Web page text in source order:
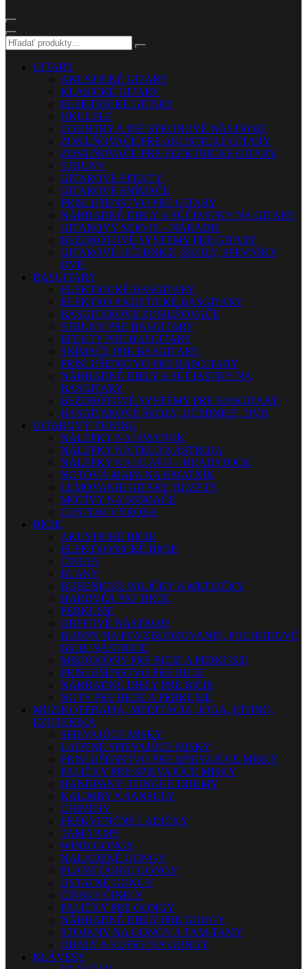
GITARY
AKUSTICKÉ GITARY
KLASICKÉ GITARY
ELEKTRICKÉ GITARY
UKULELE
COUNTRY A INÉ STRUNOVÉ NÁSTROJE
ZOSILŇOVAČE PRE AKUSTICKÉ GITARY
ZOSILŇOVAČE PRE ELEKTRICKÉ GITARY
STRUNY
GITAROVÉ EFEKTY
GITAROVÉ SNÍMAČE
PRÍSLUŠENSTVO PRE GITARY
NÁHRADNÉ DIELY A SÚČIASTKY NA GITARY
GITAROVÝ SERVIS – NÁRADIE
BEZDRÔTOVÉ SYSTÉMY PRE GITARY
GITAROVÉ UČEBNICE, ŠKOLY, SPEVNÍKY,
DVD
BASGITARY
ELEKTRICKÉ BASGITARY
ELEKTRO AKUSTICKÉ BASGITARY
BASGITAROVÉ ZOSILŇOVAČE
STRUNY PRE BASGITARY
EFEKTY PRE BASGITARY
SNÍMAČE PRE BASGITARY
PRÍSLUŠENSTVO PRE BASGITARY
NÁHRADNÉ DIELY A SÚČIASTKY NA
BASGITARY
BEZDRÔTOVÉ SYSTÉMY PRE BASGITARY
BASGITAROVÉ ŠKOLY, UČEBNICE, DVD
GITAROVÝ TUNING
NÁLEPKY NA HMATNÍK
NÁLEPKY NA TELO NÁSTROJA
NÁLEPKY NA HLAVU – HEADSTOCK
NOTOVÁ MAPA NA HMATNÍK
LEMOVANIE GITARY, ROZETY
MOTÍVY NA SNÍMAČE
CUSTOM VÝROBA
BICIE
AKUSTICKÉ BICIE
ELEKTRONICKÉ BICIE
ČINELY
BLANY
BUBENÍCKE PALIČKY A METLIČKY
HARDVÉR PRE BICIE
PERKUSIE
ORFFOVÉ NÁSTROJE
BUBNY NA POVZBUDZOVANIE, POCHODOVÉ
BICIE NÁSTROJE
MIKROFÓNY PRE BICIE A PERKUSIE
PRÍSLUŠENSTVO PRE BICIE
NÁHRADNÉ DIELY PRE BICIE
NOTY PRE BICIE A PERKUSIE
MUZIKOTERAPIA, MEDITÁCIA, JOGA, ETHNO,
EZOTERIKA
SPIEVAJÚCE MISKY
LADENÉ SPIEVAJÚCE MISKY
PRISLUŠENSTVO PRE SPIEVAJÚCE MISKY
PALIČKY PRE SPIEVAJÚCE MISKY
HANDPANY, TONGUE DRUMY
KALIMBY A SANSULY
CHIMESY
FREKVENČNÉ LADIČKY
TAM-TAMY
WIND GONGY
NALADENÉ GONGY
PLANETÁRNE GONGY
OSTATNÉ GONGY
ČÍNSKE ČINELY
PALIČKY PRE GONGY
NÁHRADNÉ DIELY PRE GONGY
STOJANY NA GONGY A TAM-TAMY
OBALY A KUFRE NA GONGY
KLÁVESY